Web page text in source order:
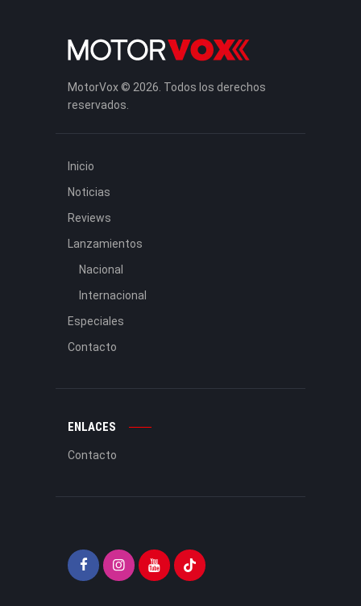
MotorVox © 2026. Todos los derechos
reservados.
Inicio
Noticias
Reviews
Lanzamientos
Nacional
Internacional
Especiales
Contacto
ENLACES
Contacto